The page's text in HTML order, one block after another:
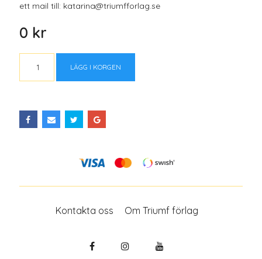
ett mail till: katarina@triumfforlag.se
0 kr
LÄGG I KORGEN
Kontakta oss Om Triumf förlag